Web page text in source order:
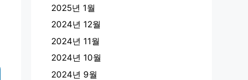
2025년 1월
2024년 12월
2024년 11월
2024년 10월
2024년 9월